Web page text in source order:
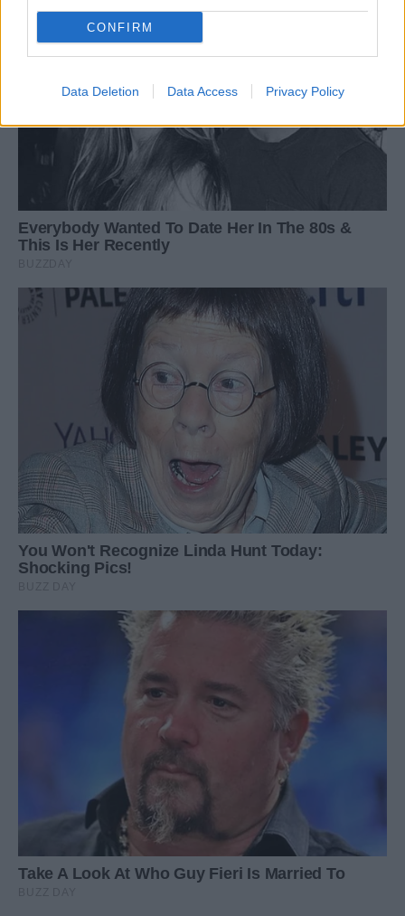
CONFIRM
Data Deletion Data Access Privacy Policy